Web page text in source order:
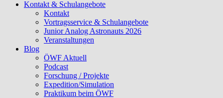
Kontakt & Schulangebote
Kontakt
Vortragsservice & Schulangebote
Junior Analog Astronauts 2026
Veranstaltungen
Blog
ÖWF Aktuell
Podcast
Forschung / Projekte
Expedition/Simulation
Praktikum beim ÖWF